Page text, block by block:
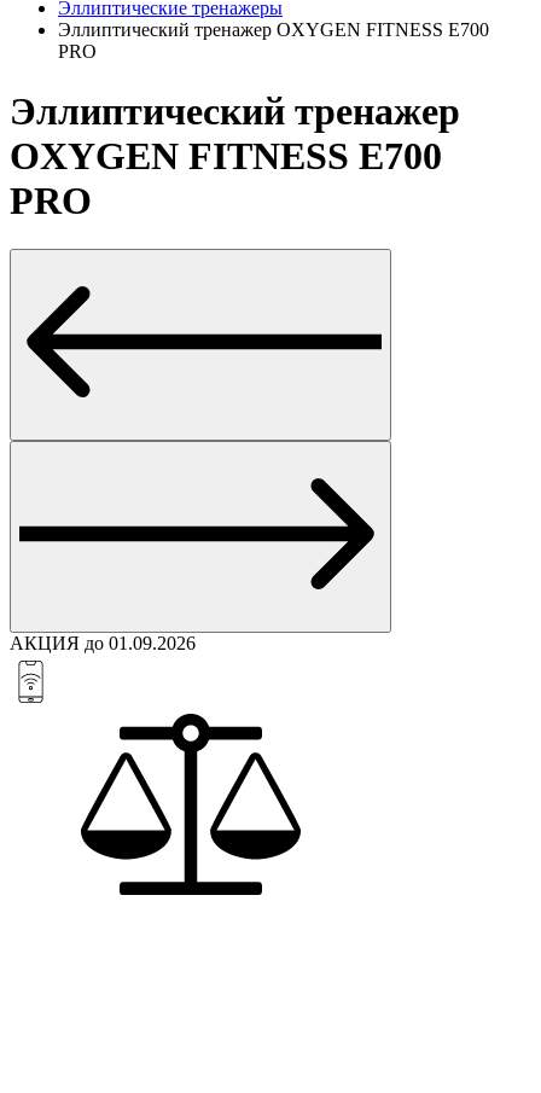
Эллиптические тренажеры
Эллиптический тренажер OXYGEN FITNESS E700
PRO
Эллиптический тренажер
OXYGEN FITNESS E700
PRO
АКЦИЯ до 01.09.2026